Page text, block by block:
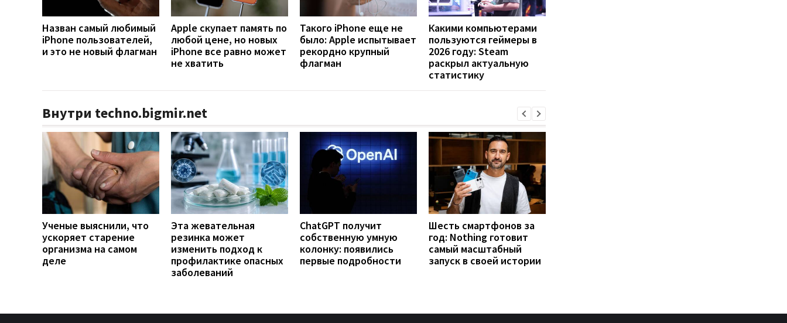
Назван самый любимый
iPhone пользователей,
и это не новый флагман
Apple скупает память по
любой цене, но новых
iPhone все равно может
не хватить
Такого iPhone еще не
было: Apple испытывает
рекордно крупный
флагман
Какими компьютерами
пользуются геймеры в
2026 году: Steam
раскрыл актуальную
статистику
Внутри techno.bigmir.net
Ученые выяснили, что
ускоряет старение
организма на самом
деле
Эта жевательная
резинка может
изменить подход к
профилактике опасных
заболеваний
ChatGPT получит
собственную умную
колонку: появились
первые подробности
Шесть смартфонов за
год: Nothing готовит
самый масштабный
запуск в своей истории